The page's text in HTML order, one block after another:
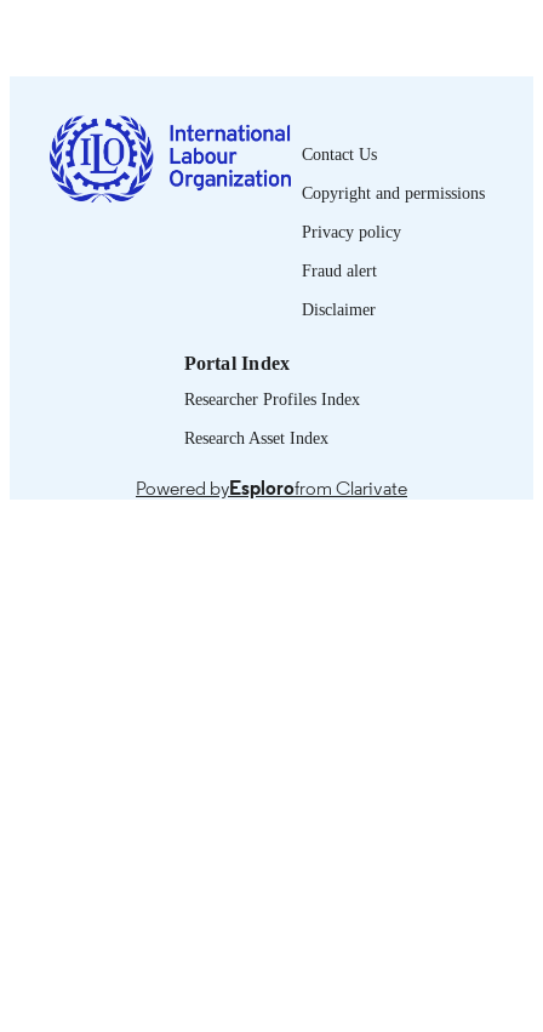
ISSN 0378-5599
DOI https://doi.org/10.1111/ilrf.12086
journal article
995218899302676
Contact Us
Copyright and permissions
Privacy policy
Fraud alert
Disclaimer
Portal Index
Researcher Profiles Index
Research Asset Index
Powered byEsplorofrom Clarivate